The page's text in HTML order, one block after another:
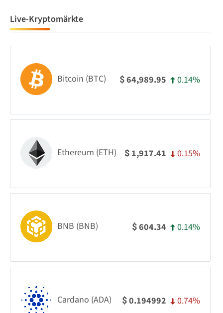
Live-Kryptomärkte
Bitcoin (BTC) $64,989.95 0.14%
Ethereum (ETH) $ 1,917.41 0.15%
BNB (BNB) $604.34 0.14%
Cardano (ADA) $0.194992 0.74%